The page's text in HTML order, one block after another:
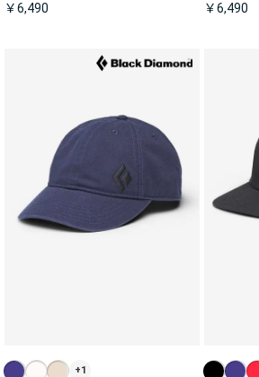
￥6,490 ￥6,490
+1